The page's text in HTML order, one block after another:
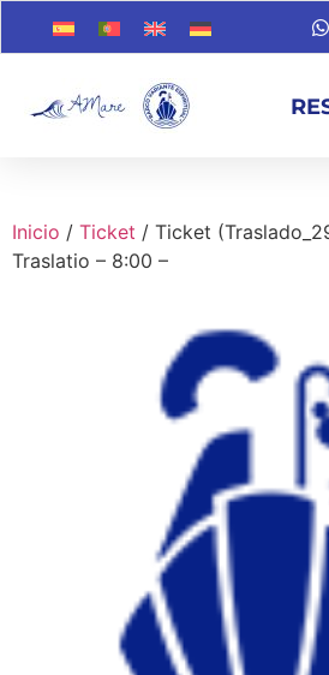
Inicio / Ticket / Ticket
Traslatio – 8:00 –